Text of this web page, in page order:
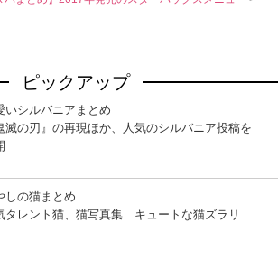
ピックアップ
いシルバニアまとめ
滅の刃』の再現ほか、人気のシルバニア投稿を
しの猫まとめ
タレント猫、猫写真集…キュートな猫ズラリ